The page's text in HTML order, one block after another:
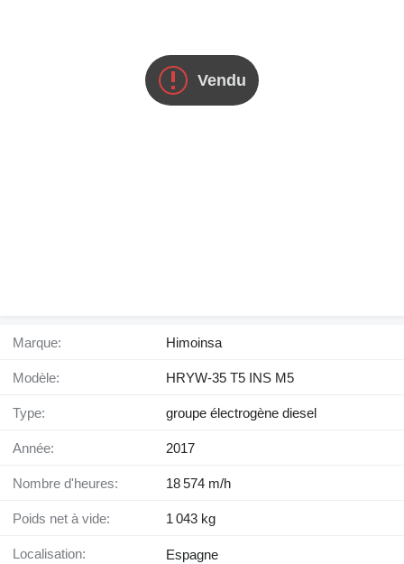
Vendu
Marque: Himoinsa
Modèle: HRYW-35 T5 INS M5
Type: groupe électrogène diesel
Année: 2017
Nombre d'heures: 18 574 m/h
Poids net à vide: 1 043 kg
Localisation:
Espagne